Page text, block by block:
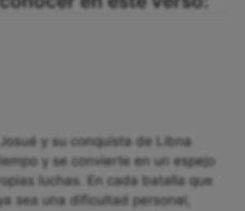
y su conquista de Libna
y se convierte en un espejo
luchas. En cada batalla que
sea una dificultad personal,